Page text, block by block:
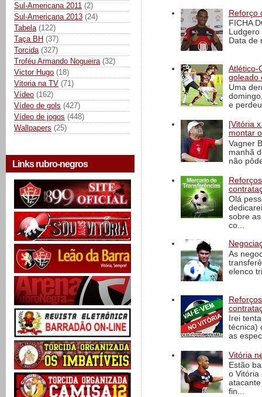
Sul-Americana 2011 (2)
Sul-Americana 2013 (24)
Tabela (122)
Taça BH (37)
Torcida (327)
Troféu Armando Nogueira (32)
Victor Hugo (18)
Vitoria na TV (71)
Vídeo (162)
Vídeo de gols (427)
Vídeo de jogos (448)
Wallpapers (25)
Links rubro-negros
Reforço
FICHA
Data de
Atlético-
goleado
Uma
e
[Vitória
montar
Vagner
manhã
não
Olá
sobre
co...
As
elenco
Irei
técnica)
as
Vitória
Estão
o Vitória
fin...